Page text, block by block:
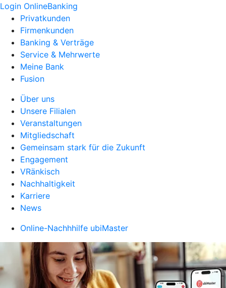
Login OnlineBanking
Privatkunden
Firmenkunden
Banking & Verträge
Service & Mehrwerte
Meine Bank
Fusion
Über uns
Unsere Filialen
Veranstaltungen
Mitgliedschaft
Gemeinsam stark für die Zukunft
Engagement
VRänkisch
Nachhaltigkeit
Karriere
News
Online-Nachhhilfe ubiMaster